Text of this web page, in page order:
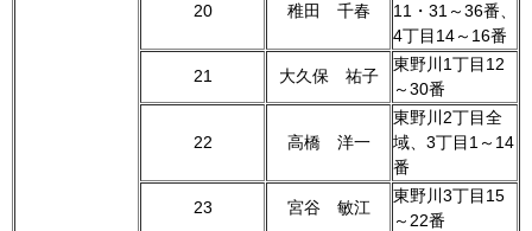
20 稚田 千春
11・31～36番、
4丁目14～16番
21 大久保 祐子
東野川1丁目12
～30番
22 高橋 洋一
東野川2丁目全
域、3丁目1～14
番
23 宮谷 敏江
東野川3丁目15
～22番